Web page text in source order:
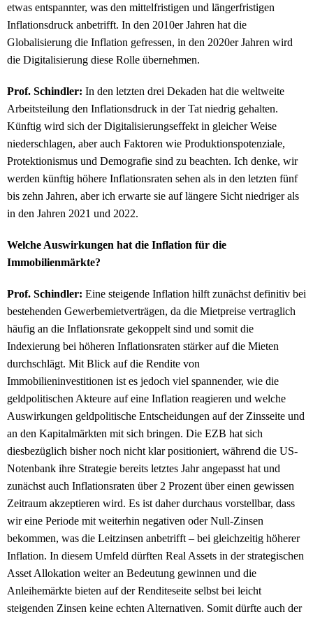
etwas entspannter, was den mittelfristigen und längerfristigen
Inflationsdruck anbetrifft. In den 2010er Jahren hat die
Globalisierung die Inflation gefressen, in den 2020er Jahren wird
die Digitalisierung diese Rolle übernehmen.
Prof. Schindler: In den letzten drei Dekaden hat die weltweite
Arbeitsteilung den Inflationsdruck in der Tat niedrig gehalten.
Künftig wird sich der Digitalisierungseffekt in gleicher Weise
niederschlagen, aber auch Faktoren wie Produktionspotenziale,
Protektionismus und Demografie sind zu beachten. Ich denke, wir
werden künftig höhere Inflationsraten sehen als in den letzten fünf
bis zehn Jahren, aber ich erwarte sie auf längere Sicht niedriger als
in den Jahren 2021 und 2022.
Welche Auswirkungen hat die Inflation für die
Immobilienmärkte?
Prof. Schindler: Eine steigende Inflation hilft zunächst definitiv bei
bestehenden Gewerbemietverträgen, da die Mietpreise vertraglich
häufig an die Inflationsrate gekoppelt sind und somit die
Indexierung bei höheren Inflationsraten stärker auf die Mieten
durchschlägt. Mit Blick auf die Rendite von
Immobilieninvestitionen ist es jedoch viel spannender, wie die
geldpolitischen Akteure auf eine Inflation reagieren und welche
Auswirkungen geldpolitische Entscheidungen auf der Zinsseite und
an den Kapitalmärkten mit sich bringen. Die EZB hat sich
diesbezüglich bisher noch nicht klar positioniert, während die US-
Notenbank ihre Strategie bereits letztes Jahr angepasst hat und
zunächst auch Inflationsraten über 2 Prozent über einen gewissen
Zeitraum akzeptieren wird. Es ist daher durchaus vorstellbar, dass
wir eine Periode mit weiterhin negativen oder Null-Zinsen
bekommen, was die Leitzinsen anbetrifft – bei gleichzeitig höherer
Inflation. In diesem Umfeld dürften Real Assets in der strategischen
Asset Allokation weiter an Bedeutung gewinnen und die
Anleihemärkte bieten auf der Renditeseite selbst bei leicht
steigenden Zinsen keine echten Alternativen. Somit dürfte auch der